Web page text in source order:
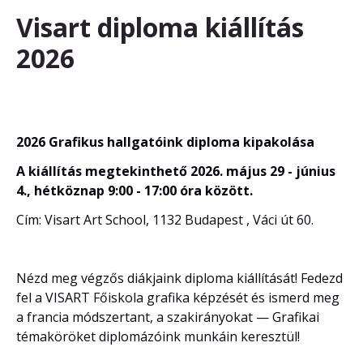
Visart diploma kiállítás
2026
2026 Grafikus hallgatóink diploma kipakolása
A kiállítás megtekinthető 2026. május 29 - június
4., hétköznap 9:00 - 17:00 óra között.
Cím: Visart Art School, 1132 Budapest , Váci út 60.
Nézd meg végzős diákjaink diploma kiállítását! Fedezd
fel a VISART Főiskola grafika képzését és ismerd meg
a francia módszertant, a szakirányokat — Grafikai
témaköröket diplomázóink munkáin keresztül!